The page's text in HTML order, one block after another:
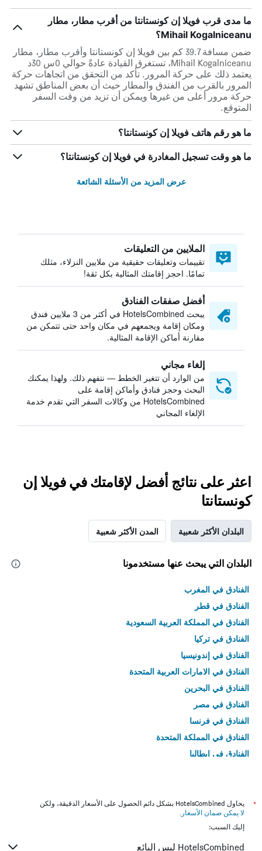
ما مدى قرب فويلا إن كونستانتا من أقرب مطار، مطار
Mihail Kogalniceanu؟
ضمن مسافة 39.7 كم بين فويلا إن كونستانتا وأقرب مطار، مطار
Mihail Kogalniceanu، تستغرق القيادة عادةً حوالي 0س 30د
يعتمد ذلك على حركة المرور. تأكد من التحقق من اتجاهات حركة
المرور بالقرب من الفندق والمطار حيث أن بعض المناطق تشهد
حركة مرور أعلى من غيرها ويمكن أن تزيد من وقت السفر
المتوقع.
ما هو رقم هاتف فويلا إن كونستانتا؟
ما هو وقت تسجيل المغادرة في فويلا إن كونستانتا؟
عرض المزيد من الأسئلة الشائعة
الملايين من التعليقات
تقييمات وتعليقات حقيقية من ملايين النزلاء، مثلك
تمامًا. احجز إقامتك المثالية بكل ثقة!
أفضل صفقات الفنادق
يبحث HotelsCombined في أكثر من 3 ملايين فندق
ومكان إقامة ويجمعهم في مكان واحد حتى تتمكن من
مقارنة أماكن الإقامة المثالية.
إلغاء مجاني
من الوارد أن تتغير الخطط — نتفهم ذلك. ولهذا يمكنك
البحث وحجز فنادق وأماكن إقامة على
HotelsCombined من وكالات السفر التي تقدم خدمة
الإلغاء المجاني
اعثر على نتائج أفضل لإقامتك في فويلا إن
كونستانتا
البلدان الأكثر شعبية المدن الأكثر شعبية
البلدان التي يبحث عنها مستخدمونا
الفنادق في المغرب
الفنادق في قطر
الفنادق في المملكة العربية السعودية
الفنادق في تركيا
الفنادق في إندونيسيا
الفنادق في الامارات العربية المتحدة
الفنادق في البحرين
الفنادق في مصر
الفنادق في فرنسا
الفنادق في المملكة المتحدة
الفنادق في إيطاليا
*
يحاول HotelsCombined بشكل دائم الحصول على الأسعار الدقيقة، ولكن
لا يمكن ضمان الأسعار .
إليك السبب:
HotelsCombined ليس البائع